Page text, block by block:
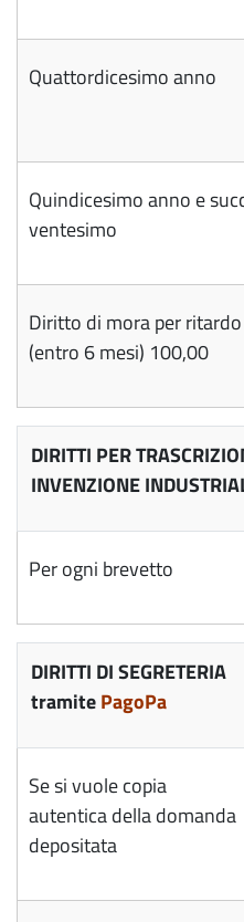
Quattordicesimo anno
Quindicesimo anno e
ventesimo
Diritto di mora per
(entro 6 mesi) 100,00
DIRITTI PER
INVENZIONE
Per ogni brevetto
DIRITTI DI SEGRETERIA
tramitePagoPa
Se si vuole copia
autentica della domanda
depositata